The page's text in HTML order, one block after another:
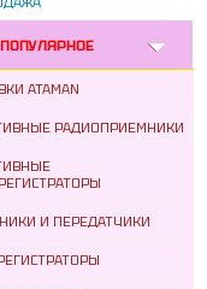
ATAMAN
РАДИОПРИЕМНИКИ
И ПЕРЕДАТЧИКИ